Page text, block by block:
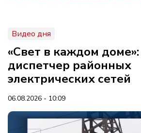
Видео дня
«Свет в каждом
диспетчер районных
электрических сетей
06.08.2026 - 10:09